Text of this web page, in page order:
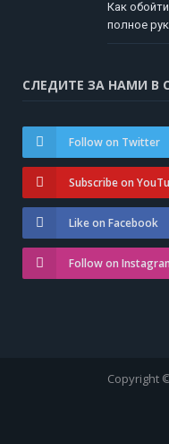
Как
полное
СЛЕДИТЕ ЗА НАМИ В
Follow on Twitter
Subscribe on
Like on Facebook
Follow on
Copyright